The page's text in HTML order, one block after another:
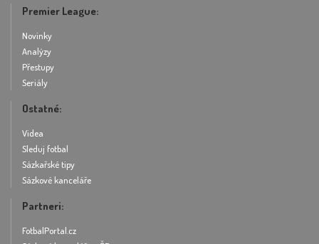
Premier League:
Novinky
Analýzy
Přestupy
Seriály
Ostatné:
Videa
Sleduj fotbal
Sázkařské tipy
Sázkové kanceláře
Partneri:
FotbalPortal.cz